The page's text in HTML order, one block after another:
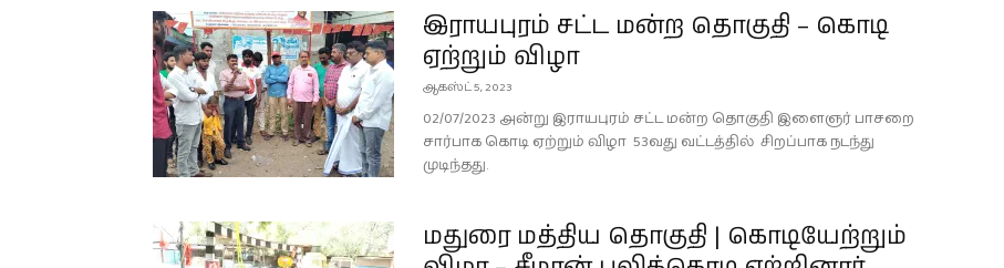
இராயபுரம் சட்ட மன்ற தொகுதி – கொடி
ஏற்றும் விழா
ஆகஸ்ட் 5, 2023
02/07/2023 அன்று இராயபுரம் சட்ட மன்ற தொகுதி இளைஞர் பாசறை
சார்பாக கொடி ஏற்றும் விழா 53வது வட்டத்தில் சிறப்பாக நடந்து
முடிந்தது.
மதுரை மத்திய தொகுதி | கொடியேற்றும்